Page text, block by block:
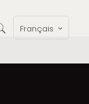
Français